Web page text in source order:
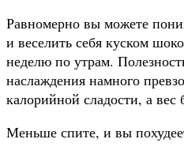
Равномерно вы можете
и веселить себя куском
неделю по утрам.
наслаждения намного
калорийной сладости, а вес
Меньше спите, и вы